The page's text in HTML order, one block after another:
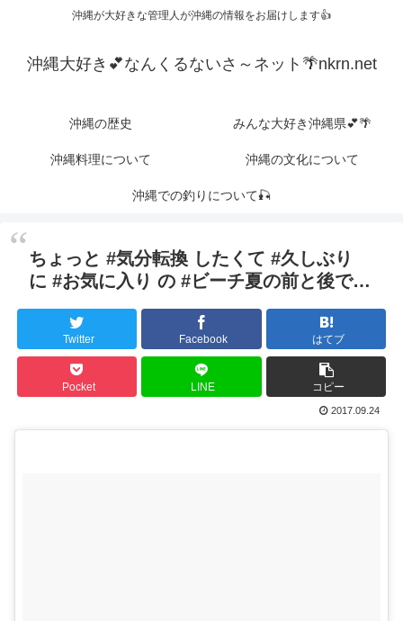
沖縄が大好きな管理人が沖縄の情報をお届けします👍
沖縄大好き💕なんくるないさ～ネット🌴nkrn.net
沖縄の歴史 みんな大好き沖縄県💕🌴
沖縄料理について 沖縄の文化について
沖縄での釣りについて🎣
ちょっと #気分転換 したくて #久しぶり
に #お気に入り の #ビーチ夏の前と後で…
Twitter Facebook はてブ
Pocket LINE コピー
2017.09.24